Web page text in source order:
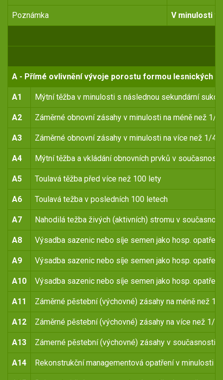
Poznámka V minulosti
A - Přímé ovlivnění vývoje porostu formou lesnických
A1 Mýtní těžba v minulosti s následnou sekundární
A2 Záměrné obnovní zásahy v minulosti na méně než 1/
A3 Záměrné obnovní zásahy v minulosti na více než 1/4
A4 Mýtní těžba a vkládání obnovních prvků v současnosti
A5 Toulavá těžba před více než 100 lety
A6 Toulavá težba v posledních 100 letech
A7 Nahodilá težba živých (aktivních) stromu v
A8 Výsadba sazenic nebo síje semen jako hosp.
A9 Výsadba sazenic nebo síje semen jako hosp.
A10 Výsadba sazenic nebo síje semen jako hosp.
A11 Záměrné pěstební (výchovné) zásahy na méně než
A12 Záměrné pěstební (výchovné) zásahy na více než 1/
A13 Zámerné pěstební (výchovné) zásahy v současnosti
A14 Rekonstrukční managementová opatření v minulosti